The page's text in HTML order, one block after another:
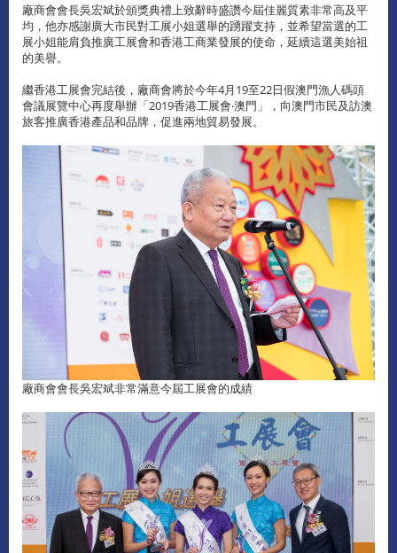
廠商會會長吳宏斌於頒獎典禮上致辭時盛讚今屆佳麗質素非常高及平
均，他亦感謝廣大市民對工展小姐選舉的踴躍支持，並希望當選的工
展小姐能肩負推廣工展會和香港工商業發展的使命，延續這選美始祖
的美譽。
繼香港工展會完結後，廠商會將於今年4月19至22日假澳門漁人碼頭
會議展覽中心再度舉辦「2019香港工展會‧澳門」，向澳門市民及訪澳
旅客推廣香港產品和品牌，促進兩地貿易發展。
廠商會會長吳宏斌非常滿意今屆工展會的成績